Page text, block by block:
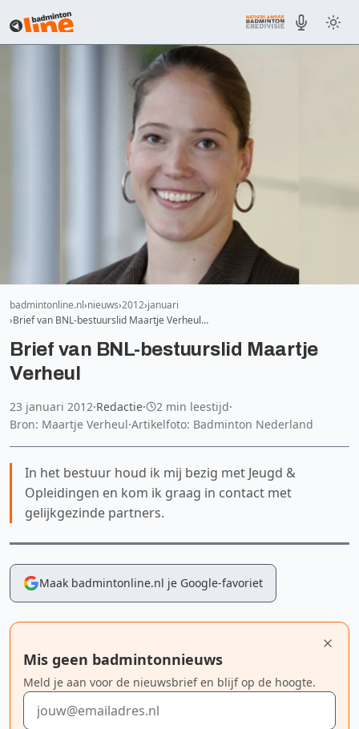
badmintonline.nl nieuws 2012 januari
Brief van BNL-bestuurslid Maartje Verheul…
Brief van BNL-bestuurslid Maartje
Verheul
23 januari 2012·Redactie· 2 min leestijd·
Bron: Maartje Verheul·Artikelfoto: Badminton Nederland
In het bestuur houd ik mij bezig met Jeugd &
Opleidingen en kom ik graag in contact met
gelijkgezinde partners.
Maak badmintonline.nl je Google-favoriet
Mis geen badmintonnieuws
Meld je aan voor de nieuwsbrief en blijf op de hoogte.
E-mailadres